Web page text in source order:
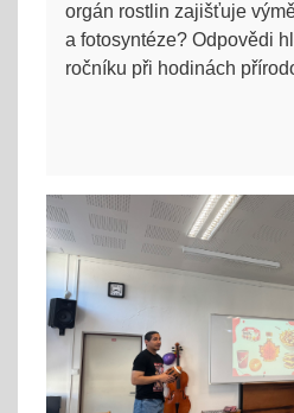
orgán rostlin zajišťuje
a fotosyntéze? Odpovědi
ročníku při hodinách